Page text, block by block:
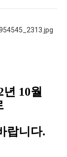
10월
랍니다.